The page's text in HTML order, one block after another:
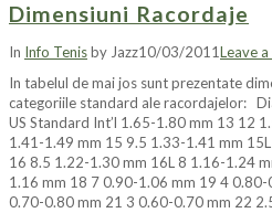
Dimensiuni Racordaje
In Info Tenisby Jazz10/03/2011Leave
In tabelul de mai jos sunt prezentate
categoriile standard ale racordajelor:
US Standard Int’l 1.65-1.80 mm 13 12
1.41-1.49 mm 15 9.5 1.33-1.41 mm
16 8.5 1.22-1.30 mm 16L 8 1.16-1.24
1.16 mm 18 7 0.90-1.06 mm 19 4 0.80-
0.70-0.80 mm 21 3 0.60-0.70 mm 22